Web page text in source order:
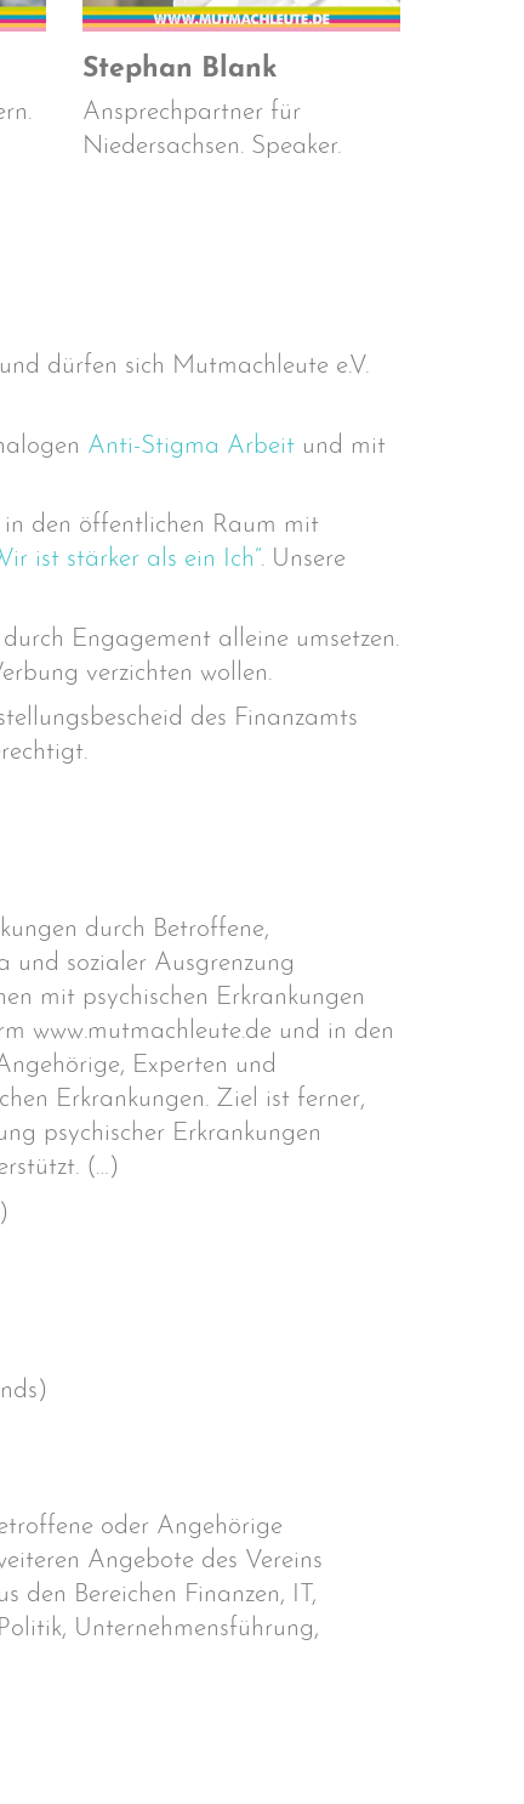
Stephan Blank
Ansprechpartner für
Niedersachsen. Speaker.
dürfen sich Mutmachleute e.V.
Anti-Stigma Arbeit und mit
in den öffentlichen Raum mit
ist stärker als ein Ich“. Unsere
Engagement alleine umsetzen.
verzichten wollen.
des Finanzamts
durch Betroffene,
und sozialer Ausgrenzung
mit psychischen Erkrankungen
www.mutmachleute.de und in den
Experten und
Erkrankungen. Ziel ist ferner,
psychischer Erkrankungen
(…)
oder Angehörige
Angebote des Vereins
den Bereichen Finanzen, IT,
Unternehmensführung,